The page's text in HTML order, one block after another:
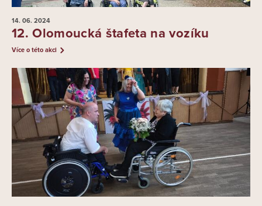
14. 06. 2024
12. Olomoucká štafeta na vozíku
Více o této akci